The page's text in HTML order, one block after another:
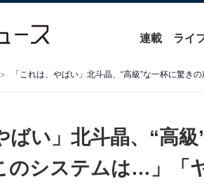
連載 ライ
「これは、やばい」北斗晶、“高級”な一杯に驚き
ばい」北斗晶、“高
のシステムは…」「